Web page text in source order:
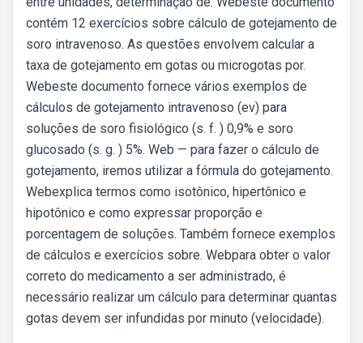
contém 12 exercícios sobre cálculo de gotejamento de
soro intravenoso. As questões envolvem calcular a
taxa de gotejamento em gotas ou microgotas por.
Webeste documento fornece vários exemplos de
cálculos de gotejamento intravenoso (ev) para
soluções de soro fisiológico (s. f. ) 0,9% e soro
glucosado (s. g. ) 5%. Web — para fazer o cálculo de
gotejamento, iremos utilizar a fórmula do gotejamento.
Webexplica termos como isotônico, hipertônico e
hipotônico e como expressar proporção e
porcentagem de soluções. Também fornece exemplos
de cálculos e exercícios sobre. Webpara obter o valor
correto do medicamento a ser administrado, é
necessário realizar um cálculo para determinar quantas
gotas devem ser infundidas por minuto (velocidade).